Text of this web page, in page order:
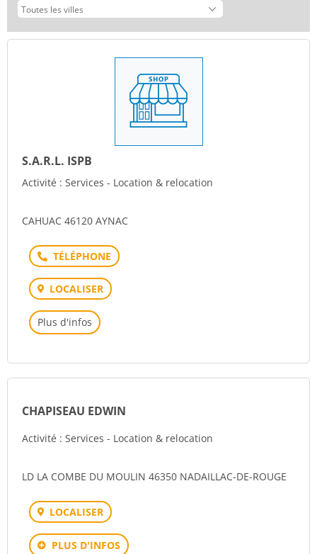
S.A.R.L. ISPB
Activité : Services - Location & relocation
CAHUAC 46120 AYNAC
Téléphone
LOCALISER
Plus d'infos
CHAPISEAU EDWIN
Activité : Services - Location & relocation
LD LA COMBE DU MOULIN 46350 NADAILLAC-DE-ROUGE
LOCALISER
PLUS D'INFOS